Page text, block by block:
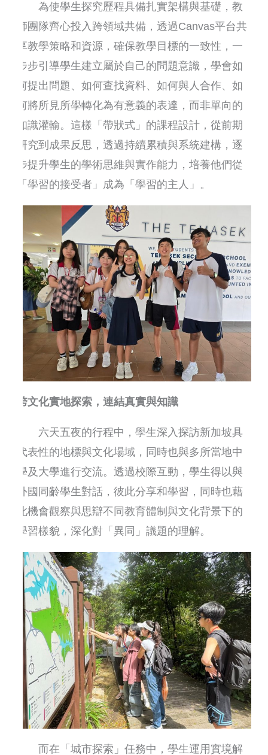
為使學生探究歷程具備扎實架構與基礎，教
師團隊齊心投入跨領域共備，透過Canvas平台共
享教學策略和資源，確保教學目標的一致性，一
步步引導學生建立屬於自己的問題意識，學會如
何提出問題、如何查找資料、如何與人合作、如
何將所見所學轉化為有意義的表達，而非單向的
知識灌輸。這樣「帶狀式」的課程設計，從前期
研究到成果反思，透過持續累積與系統建構，逐
步提升學生的學術思維與實作能力，培養他們從
「學習的接受者」成為「學習的主人」。
跨文化實地探索，連結真實與知識
六天五夜的行程中，學生深入探訪新加坡具
代表性的地標與文化場域，同時也與多所當地中
學及大學進行交流。透過校際互動，學生得以與
外國同齡學生對話，彼此分享和學習，同時也藉
此機會觀察與思辯不同教育體制與文化背景下的
學習樣貌，深化對「異同」議題的理解。
而在「城市探索」任務中，學生運用實境解